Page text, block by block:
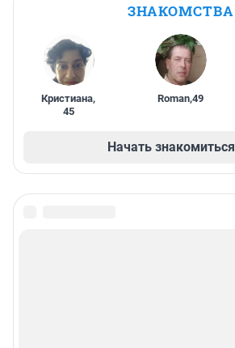
ЗНАКОМСТВА
Кристиана,
45
Roman,49
Начать знакомиться